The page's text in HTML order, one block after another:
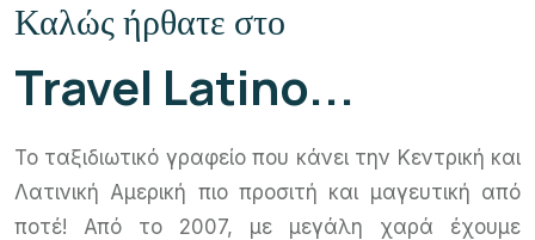
Καλώς ήρθατε στο
Travel Latino...
Το ταξιδιωτικό γραφείο που κάνει την Κεντρική και
Λατινική Αμερική πιο προσιτή και μαγευτική από
ποτέ! Από το 2007, με μεγάλη χαρά έχουμε